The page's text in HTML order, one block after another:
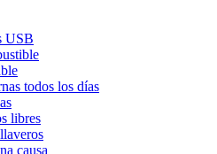
USB
todos los días
libres
causa